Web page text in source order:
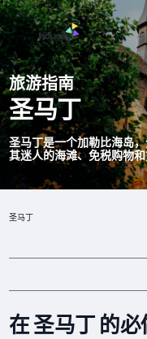
旅游指南
圣马丁
圣马丁是一个加勒比海岛
其迷人的海滩、免税购物
圣马丁
在 圣马丁 的